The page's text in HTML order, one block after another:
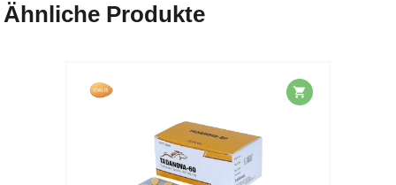
Ähnliche Produkte